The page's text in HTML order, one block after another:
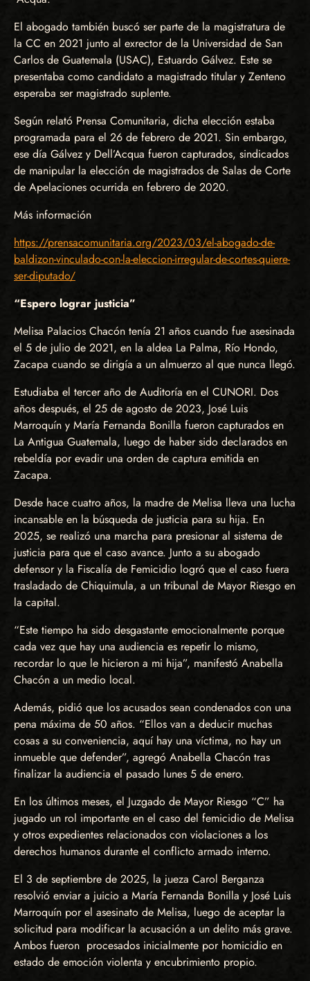
El abogado también buscó ser parte de la magistratura de
la CC en 2021 junto al exrector de la Universidad de San
Carlos de Guatemala (USAC), Estuardo Gálvez. Este se
presentaba como candidato a magistrado titular y Zenteno
esperaba ser magistrado suplente.
Según relató Prensa Comunitaria, dicha elección estaba
programada para el 26 de febrero de 2021. Sin embargo,
ese día Gálvez y Dell’Acqua fueron capturados, sindicados
de manipular la elección de magistrados de Salas de Corte
de Apelaciones ocurrida en febrero de 2020.
Más información
https://prensacomunitaria.org/2023/03/el-abogado-de-
baldizon-vinculado-con-la-eleccion-irregular-de-cortes-quiere-
ser-diputado/
“Espero lograr justicia”
Melisa Palacios Chacón tenía 21 años cuando fue asesinada
el 5 de julio de 2021, en la aldea La Palma, Río Hondo,
Zacapa cuando se dirigía a un almuerzo al que nunca llegó.
Estudiaba el tercer año de Auditoría en el CUNORI. Dos
años después, el 25 de agosto de 2023, José Luis
Marroquín y María Fernanda Bonilla fueron capturados en
La Antigua Guatemala, luego de haber sido declarados en
rebeldía por evadir una orden de captura emitida en
Zacapa.
Desde hace cuatro años, la madre de Melisa lleva una lucha
incansable en la búsqueda de justicia para su hija. En
2025, se realizó una marcha para presionar al sistema de
justicia para que el caso avance. Junto a su abogado
defensor y la Fiscalía de Femicidio logró que el caso fuera
trasladado de Chiquimula, a un tribunal de Mayor Riesgo en
la capital.
“Este tiempo ha sido desgastante emocionalmente porque
cada vez que hay una audiencia es repetir lo mismo,
recordar lo que le hicieron a mi hija”, manifestó Anabella
Chacón a un medio local.
Además, pidió que los acusados sean condenados con una
pena máxima de 50 años. “Ellos van a deducir muchas
cosas a su conveniencia, aquí hay una víctima, no hay un
inmueble que defender”, agregó Anabella Chacón tras
finalizar la audiencia el pasado lunes 5 de enero.
En los últimos meses, el Juzgado de Mayor Riesgo “C” ha
jugado un rol importante en el caso del femicidio de Melisa
y otros expedientes relacionados con violaciones a los
derechos humanos durante el conflicto armado interno.
El 3 de septiembre de 2025, la jueza Carol Berganza
resolvió enviar a juicio a María Fernanda Bonilla y José Luis
Marroquín por el asesinato de Melisa, luego de aceptar la
solicitud para modificar la acusación a un delito más grave.
Ambos fueron procesados inicialmente por homicidio en
estado de emoción violenta y encubrimiento propio.